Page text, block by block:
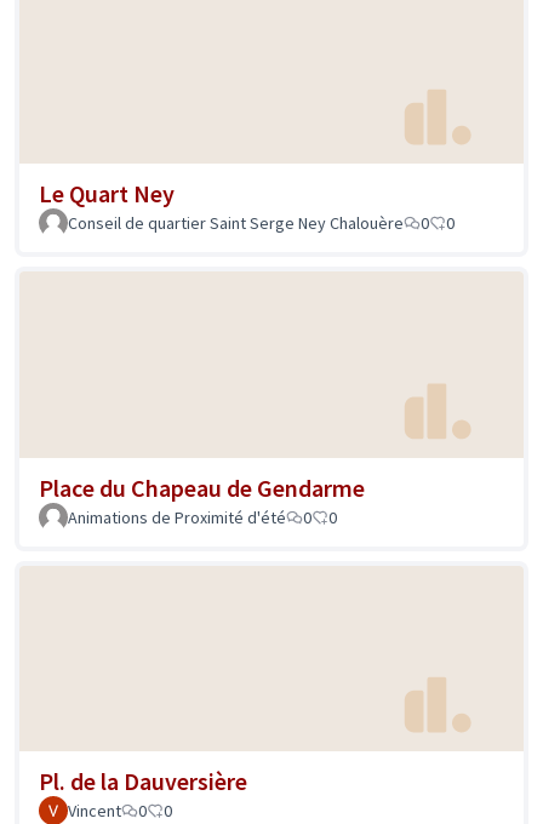
Le Quart Ney
Conseil de quartier Saint Serge Ney Chalouère 0 0
Place du Chapeau de Gendarme
Animations de Proximité d'été 0 0
Pl. de la Dauversière
Vincent 0 0